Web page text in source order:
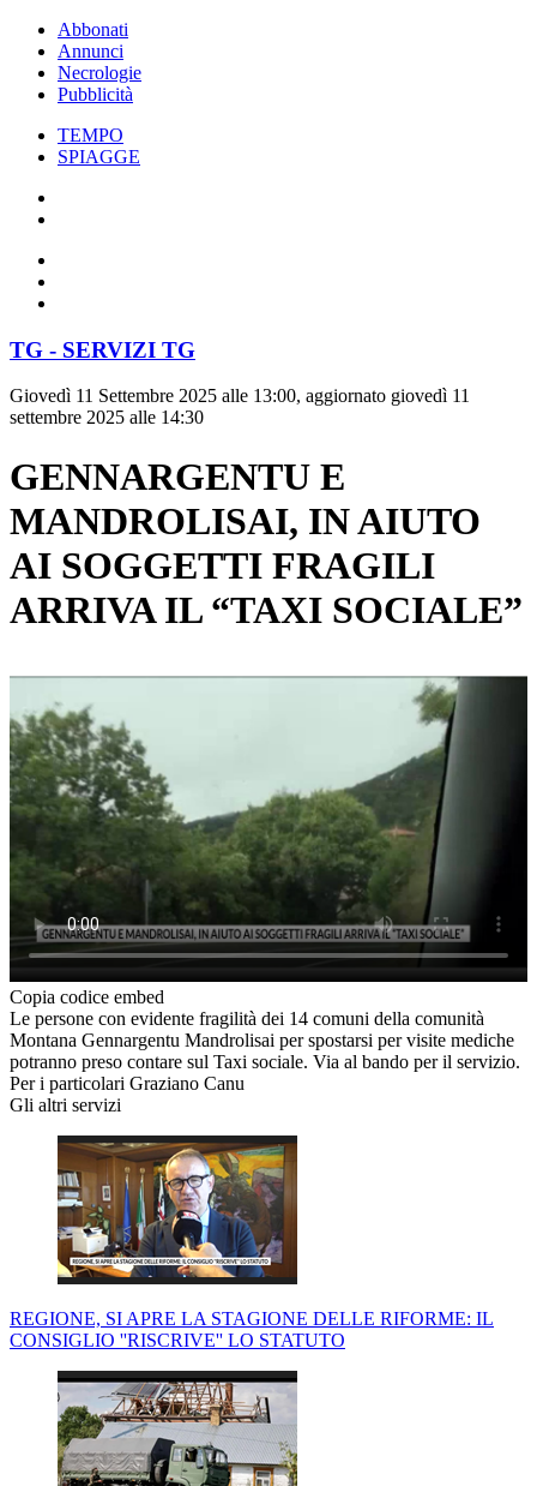
Abbonati
Annunci
Necrologie
Pubblicità
TEMPO
SPIAGGE
TG - SERVIZI TG
Giovedì 11 Settembre 2025 alle 13:00, aggiornato giovedì 11
settembre 2025 alle 14:30
GENNARGENTU E
MANDROLISAI, IN AIUTO
AI SOGGETTI FRAGILI
ARRIVA IL “TAXI SOCIALE”
Copia codice embed
Le persone con evidente fragilità dei 14 comuni della comunità
Montana Gennargentu Mandrolisai per spostarsi per visite mediche
potranno preso contare sul Taxi sociale. Via al bando per il servizio.
Per i particolari Graziano Canu
Gli altri servizi
REGIONE, SI APRE LA STAGIONE DELLE RIFORME: IL
CONSIGLIO ''RISCRIVE'' LO STATUTO